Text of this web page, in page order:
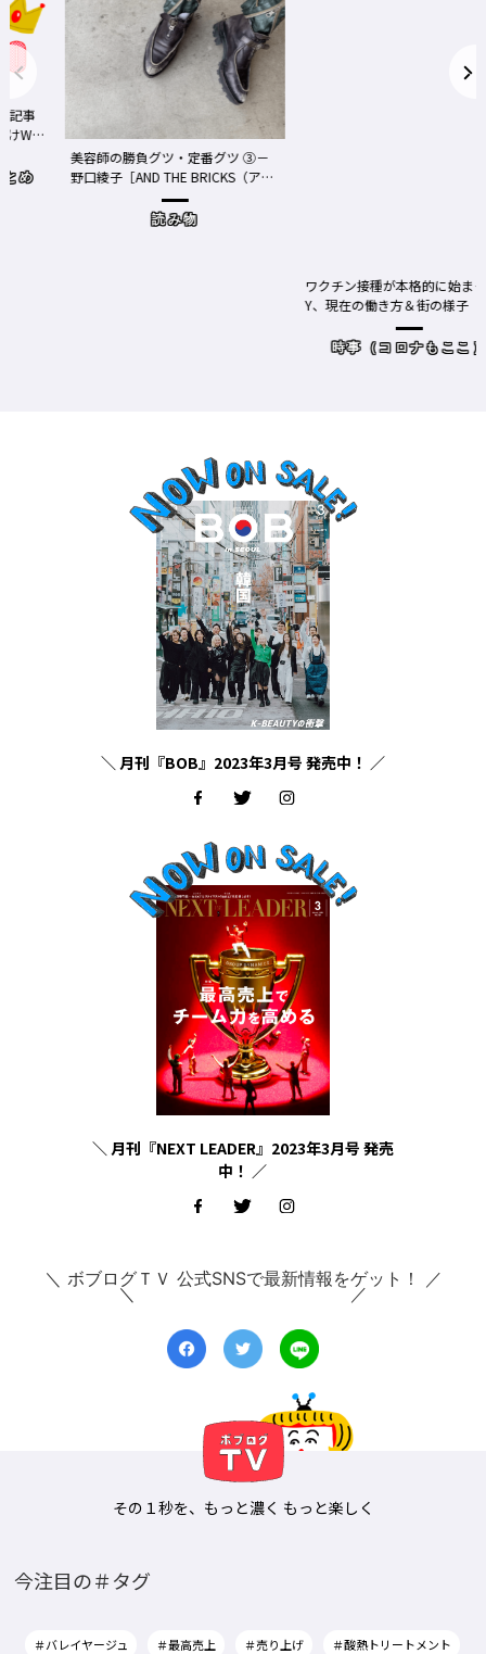
美容師の勝負グツ・定番グツ ③－
野口綾子［AND THE BRICKS（アン
ドザブリックス）／神奈川県鎌倉
読み物
ワクチン接種が本格的に始まったN
Y、現在の働き方＆街の様子
時事（コロナもここ）
＼ 月刊『BOB』2023年3月号 発売中！ ／
＼ 月刊『NEXT LEADER』2023年3月号 発売
中！ ／
＼ ボブログＴＶ 公式SNSで最新情報をゲット！ ／
その１秒を、もっと濃く もっと楽しく
今注目の＃タグ
＃バレイヤージュ ＃最高売上 ＃売り上げ ＃酸熱トリートメント